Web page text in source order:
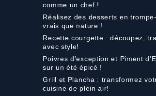
comme un chef !
Réalisez des desserts en
vrais que nature !
Recette courgette : découpez,
avec style!
Poivres d'exception et Piment
sur un été épicé !
Grill et Plancha : transformez
cuisine de plein air!